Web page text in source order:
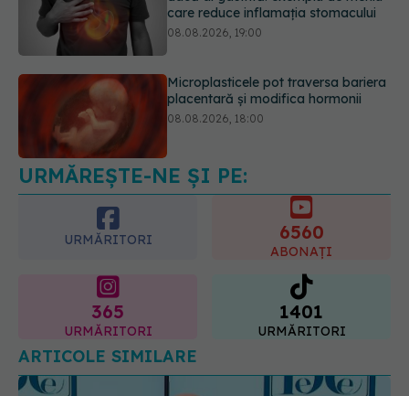
care reduce inflamația stomacului
08.08.2026, 19:00
Microplasticele pot traversa bariera
placentară și modifica hormonii
08.08.2026, 18:00
Trucul genial cu ceai negru pentru
păr. Tot mai multe femei îl adoră
URMĂREȘTE-NE ȘI PE:
URMĂRITORI 6560
ABONAȚI
365
URMĂRITORI
1401
URMĂRITORI
ARTICOLE SIMILARE